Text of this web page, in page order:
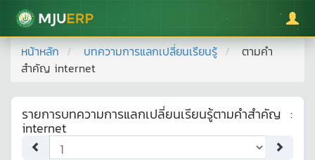
มหาวิทยาลัยแม่โจ้
หน้าหลัก บทความการแลกเปลี่ยนเรียนรู้
ตามคำ
สำคัญ internet
รายการบทความการแลกเปลี่ยนเรียนรู้ตามคำสำคัญ :
internet